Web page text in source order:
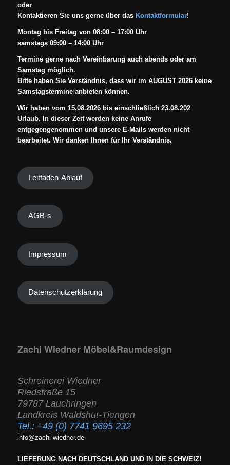
oder
Kontaktieren Sie uns gerne über das Kontaktformular!
Montag bis Freitag von 08:00 – 17:00 Uhr
samstags 09:00 – 14:00 Uhr
Termine gerne nach Vereinbarung auch abends oder am
Samstag möglich.
Bitte haben Sie Verständnis, dass wir im AUGUST 2026 keine
Samstagstermine anbieten können.
Wir haben vom 15.08.2026 bis einschließlich 23.08.202
Urlaub. In dieser Zeit werden keine Anrufe
entgegengenommen und unsere E-Mails werden nicht
bearbeitet. Wir danken Ihnen für Ihr Verständnis.
Leitfaden-Ablauf
AGB-s
Impressum
Datenschutzerklärung
Zachi Wiedner Möbel&Raumdesign
Schreinerei Wiedner
Riedstraße 15
79787 Lauchringen
Landkreis Waldshut-Tiengen
Tel.: +49 (0) 7741 9695 232
info@zachi-wiedner.de
LIEFERUNG NACH DEUTSCHLAND UND IN DIE SCHWEIZ!